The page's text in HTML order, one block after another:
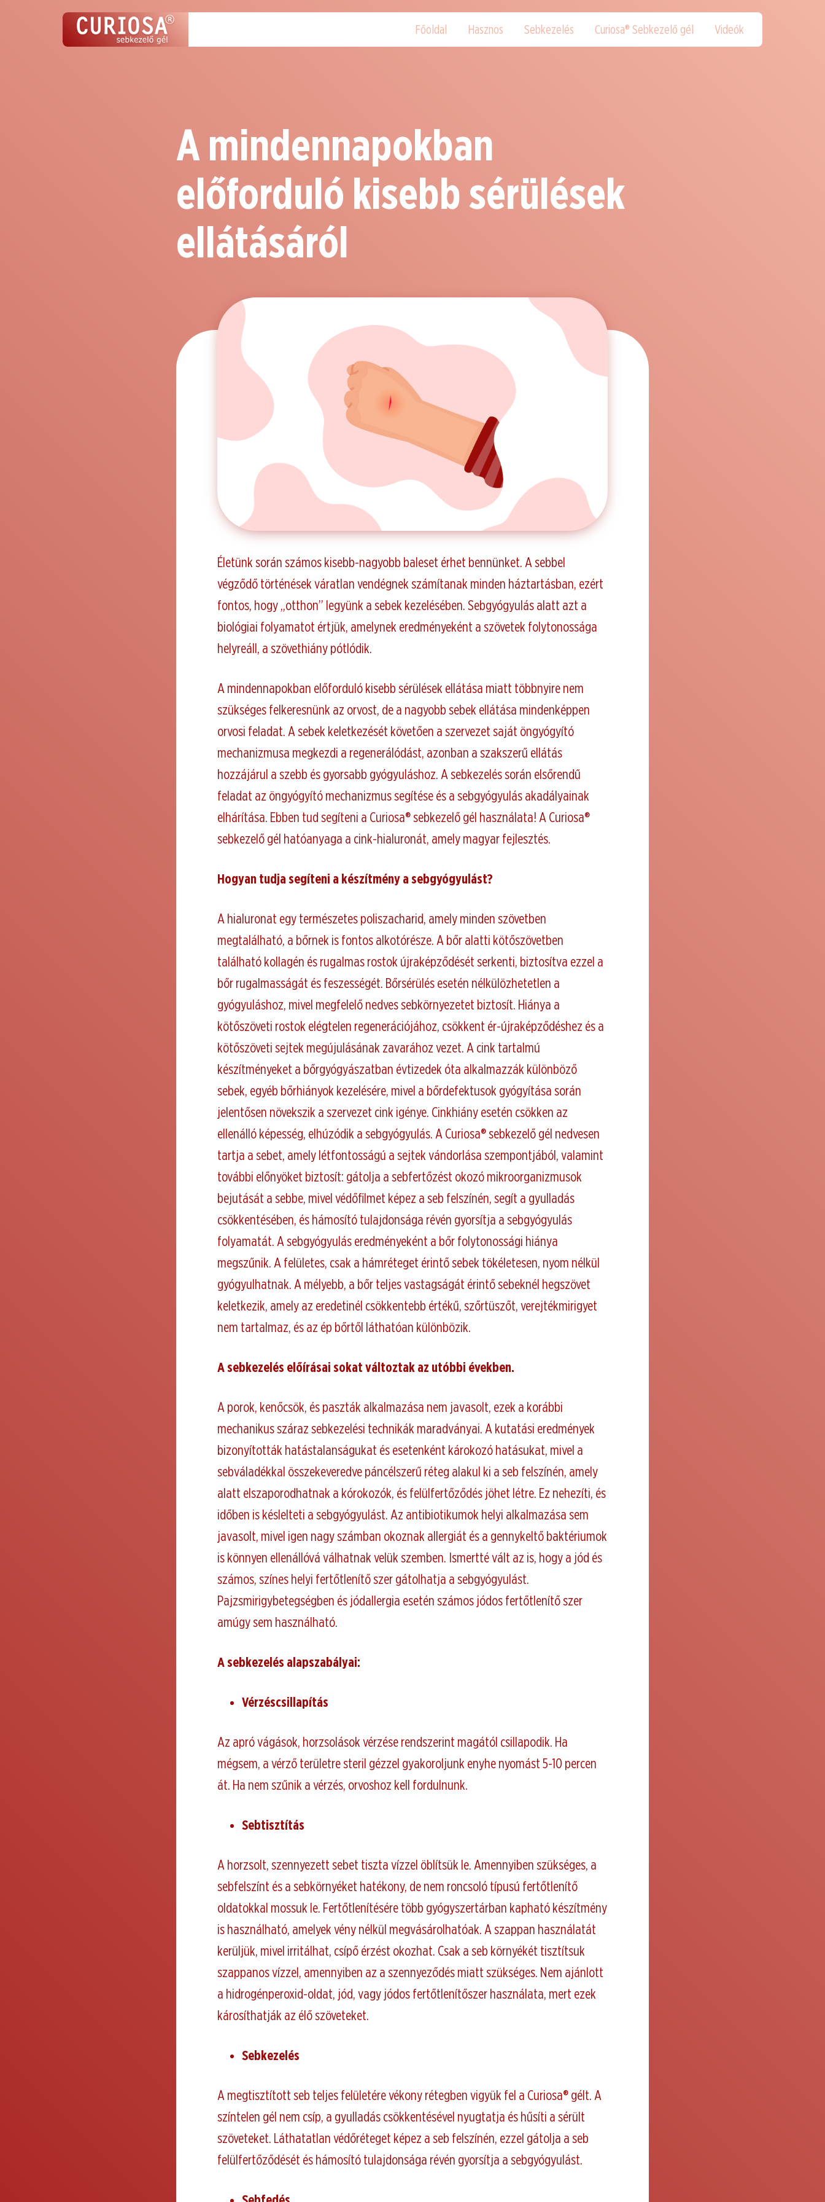
Főoldal Hasznos Sebkezelés Curiosa® Sebkezelő gél Videók
A mindennapokban
előforduló kisebb sérülések
ellátásáról
Életünk során számos kisebb-nagyobb baleset érhet bennünket. A sebbel
végződő történések váratlan vendégnek számítanak minden háztartásban, ezért
fontos, hogy „otthon” legyünk a sebek kezelésében. Sebgyógyulás alatt azt a
biológiai folyamatot értjük, amelynek eredményeként a szövetek folytonossága
helyreáll, a szövethiány pótlódik.
A mindennapokban előforduló kisebb sérülések ellátása miatt többnyire nem
szükséges felkeresnünk az orvost, de a nagyobb sebek ellátása mindenképpen
orvosi feladat. A sebek keletkezését követően a szervezet saját öngyógyító
mechanizmusa megkezdi a regenerálódást, azonban a szakszerű ellátás
hozzájárul a szebb és gyorsabb gyógyuláshoz. A sebkezelés során elsőrendű
feladat az öngyógyító mechanizmus segítése és a sebgyógyulás akadályainak
elhárítása. Ebben tud segíteni a Curiosa® sebkezelő gél használata! A Curiosa®
sebkezelő gél hatóanyaga a cink-hialuronát, amely magyar fejlesztés.
Hogyan tudja segíteni a készítmény a sebgyógyulást?
A hialuronat egy természetes poliszacharid, amely minden szövetben
megtalálható, a bőrnek is fontos alkotórésze. A bőr alatti kötőszövetben
található kollagén és rugalmas rostok újraképződését serkenti, biztosítva ezzel a
bőr rugalmasságát és feszességét. Bőrsérülés esetén nélkülözhetetlen a
gyógyuláshoz, mivel megfelelő nedves sebkörnyezetet biztosít. Hiánya a
kötőszöveti rostok elégtelen regenerációjához, csökkent ér-újraképződéshez és a
kötőszöveti sejtek megújulásának zavarához vezet. A cink tartalmú
készítményeket a bőrgyógyászatban évtizedek óta alkalmazzák különböző
sebek, egyéb bőrhiányok kezelésére, mivel a bőrdefektusok gyógyítása során
jelentősen növekszik a szervezet cink igénye. Cinkhiány esetén csökken az
ellenálló képesség, elhúzódik a sebgyógyulás. A Curiosa® sebkezelő gél nedvesen
tartja a sebet, amely létfontosságú a sejtek vándorlása szempontjából, valamint
további előnyöket biztosít: gátolja a sebfertőzést okozó mikroorganizmusok
bejutását a sebbe, mivel védőfilmet képez a seb felszínén, segít a gyulladás
csökkentésében, és hámosító tulajdonsága révén gyorsítja a sebgyógyulás
folyamatát. A sebgyógyulás eredményeként a bőr folytonossági hiánya
megszűnik. A felületes, csak a hámréteget érintő sebek tökéletesen, nyom nélkül
gyógyulhatnak. A mélyebb, a bőr teljes vastagságát érintő sebeknél hegszövet
keletkezik, amely az eredetinél csökkentebb értékű, szőrtüszőt, verejtékmirigyet
nem tartalmaz, és az ép bőrtől láthatóan különbözik.
A sebkezelés előírásai sokat változtak az utóbbi években.
A porok, kenőcsök, és paszták alkalmazása nem javasolt, ezek a korábbi
mechanikus száraz sebkezelési technikák maradványai. A kutatási eredmények
bizonyították hatástalanságukat és esetenként károkozó hatásukat, mivel a
sebváladékkal összekeveredve páncélszerű réteg alakul ki a seb felszínén, amely
alatt elszaporodhatnak a kórokozók, és felülfertőződés jöhet létre. Ez nehezíti, és
időben is késlelteti a sebgyógyulást. Az antibiotikumok helyi alkalmazása sem
javasolt, mivel igen nagy számban okoznak allergiát és a gennykeltő baktériumok
is könnyen ellenállóvá válhatnak velük szemben. Ismertté vált az is, hogy a jód és
számos, színes helyi fertőtlenítő szer gátolhatja a sebgyógyulást.
Pajzsmirigybetegségben és jódallergia esetén számos jódos fertőtlenítő szer
amúgy sem használható.
A sebkezelés alapszabályai:
Vérzéscsillapítás
Az apró vágások, horzsolások vérzése rendszerint magától csillapodik. Ha
mégsem, a vérző területre steril gézzel gyakoroljunk enyhe nyomást 5-10 percen
át. Ha nem szűnik a vérzés, orvoshoz kell fordulnunk.
Sebtisztítás
A horzsolt, szennyezett sebet tiszta vízzel öblítsük le. Amennyiben szükséges, a
sebfelszínt és a sebkörnyéket hatékony, de nem roncsoló típusú fertőtlenítő
oldatokkal mossuk le. Fertőtlenítésére több gyógyszertárban kapható készítmény
is használható, amelyek vény nélkül megvásárolhatóak. A szappan használatát
kerüljük, mivel irritálhat, csípő érzést okozhat. Csak a seb környékét tisztítsuk
szappanos vízzel, amennyiben az a szennyeződés miatt szükséges. Nem ajánlott
a hidrogénperoxid-oldat, jód, vagy jódos fertőtlenítőszer használata, mert ezek
károsíthatják az élő szöveteket.
Sebkezelés
A megtisztított seb teljes felületére vékony rétegben vigyük fel a Curiosa® gélt. A
színtelen gél nem csíp, a gyulladás csökkentésével nyugtatja és hűsíti a sérült
szöveteket. Láthatatlan védőréteget képez a seb felszínén, ezzel gátolja a seb
felülfertőződését és hámosító tulajdonsága révén gyorsítja a sebgyógyulást.